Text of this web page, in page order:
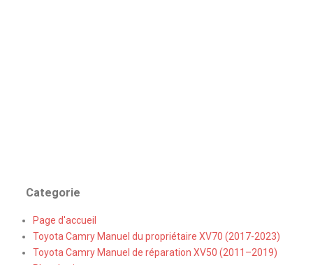
Categorie
Page d'accueil
Toyota Camry Manuel du propriétaire XV70 (2017-2023)
Toyota Camry Manuel de réparation XV50 (2011–2019)